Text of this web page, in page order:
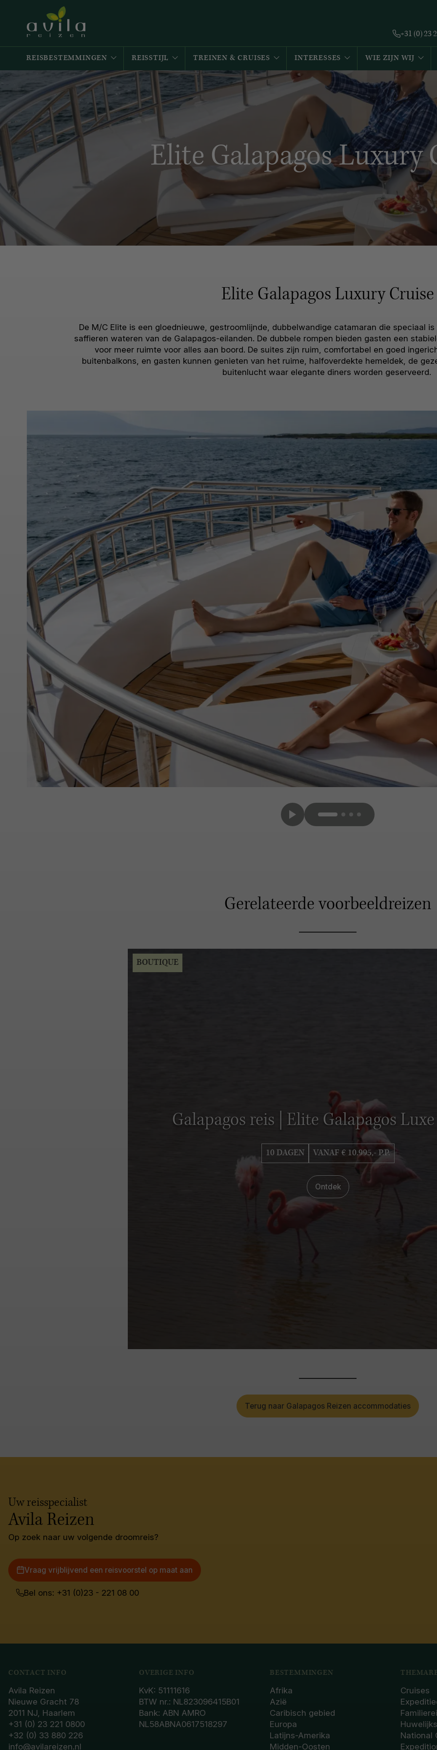
+31 (0) 23
REISBESTEMMINGEN REISSTIJL TREINEN & CRUISES INTERESSES WIE ZIJN WIJ
Elite Galapagos Luxury
Elite Galapagos Luxury Cruise
De M/C Elite is een gloednieuwe, gestroomlijnde, dubbelwandige catamaran die speciaal
saffieren wateren van de Galapagos-eilanden. De dubbele rompen bieden gasten een
voor meer ruimte voor alles aan boord. De suites zijn ruim, comfortabel en goed
buitenbalkons, en gasten kunnen genieten van het ruime, halfoverdekte hemeldek, de
buitenlucht waar elegante diners worden geserveerd.
Gerelateerde voorbeeldreizen
Galapagos reis | Elite Galapagos
10 DAGEN VANAF € 10.995,- P.P.
Ontdek
BOUTIQUE
Terug naar Galapagos Reizen accommodaties
Uw reisspecialist
Avila Reizen
Op zoek naar uw volgende droomreis?
Vraag vrijblijvend een reisvoorstel op maat aan
Bel ons: +31 (0)23 - 221 08 00
CONTACT INFO
Avila Reizen
Nieuwe Gracht 78
2011 NJ, Haarlem
+31 (0) 23 221 0800
+32 (0) 33 880 226
info@avilareizen.nl
OVERIGE INFO
KvK: 51111616
BTW nr.: NL823096415B01
Bank: ABN AMRO
NL58ABNA0617518297
BESTEMMINGEN
Afrika
Azië
Caribisch gebied
Europa
Latijns-Amerika
Midden-Oosten
Cruises
National